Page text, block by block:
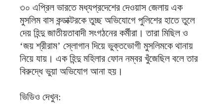
৩০ এপ্রিল ভারতে মধ্যপ্রদেশের দেওয়াস জেলায় এক
মুসলিম বাস কন্ডাক্টরকে তুচ্ছ অভিযোগে পুলিশের হাতে তুলে
দেয় হিন্দু জাতীয়তাবাদী সংগঠনের কর্মীরা। তারা মিছিল ও
‘জয় শ্রীরাম’ স্লোগান দিয়ে ভুক্তভোগী মুসলিমকে থানায়
নিয়ে যায়। এক হিন্দু মহিলার ফোন নম্বর খুঁজেছিল বলে তার
বিরুদ্ধে ভুয়া অভিযোগ আনা হয়।
ভিডিও দেখুন: